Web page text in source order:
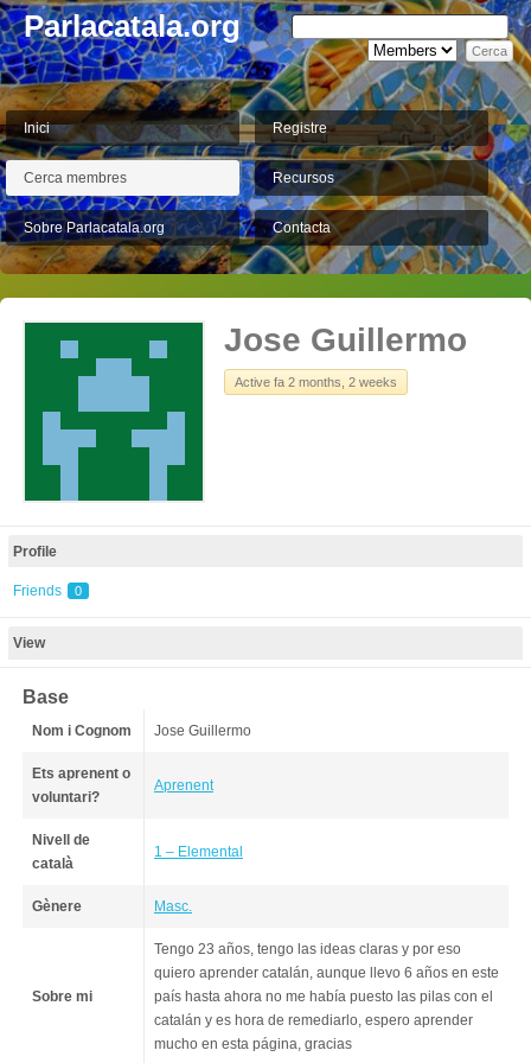
Parlacatala.org
Inici Registre
Cerca membres Recursos
Sobre Parlacatala.org Contacta
Jose Guillermo
Active fa 2 months, 2 weeks
Profile
Friends 0
View
Base
Nom i Cognom Jose Guillermo
Ets aprenent o
voluntari?
Aprenent
Nivell de
català
1 – Elemental
Gènere Masc.
Sobre mi
Tengo 23 años, tengo las ideas claras y por eso
quiero aprender catalán, aunque llevo 6 años en este
país hasta ahora no me había puesto las pilas con el
catalán y es hora de remediarlo, espero aprender
mucho en esta página, gracias